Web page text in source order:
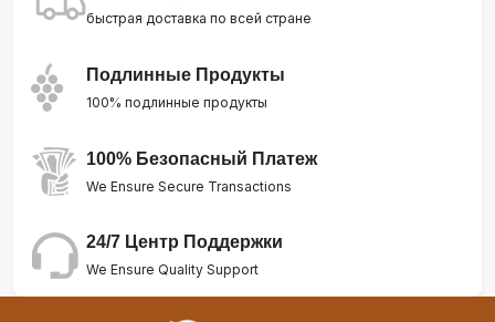
быстрая доставка по всей стране
Подлинные Продукты
100% подлинные продукты
100% Безопасный Платеж
We Ensure Secure Transactions
24/7 Центр Поддержки
We Ensure Quality Support